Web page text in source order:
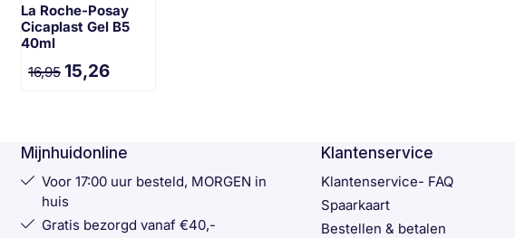
La Roche-Posay
Cicaplast Gel B5
40ml
16,95 15,26
Mijnhuidonline
Voor 17:00 uur besteld, MORGEN in
huis
Gratis bezorgd vanaf €40,-
Klantenservice
Klantenservice- FAQ
Spaarkaart
Bestellen & betalen